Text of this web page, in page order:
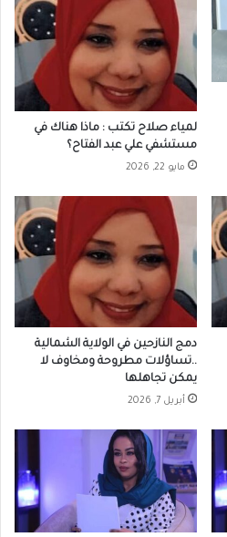
لمياء صلاح تكتب : ماذا هناك في
مستشفي علي عبد الفتاح؟
مايو 22, 2026
دمج النازحين في الولاية الشمالية
..تساؤلات مطروحة ومخاوف لا
يمكن تجاهلها
أبريل 7, 2026